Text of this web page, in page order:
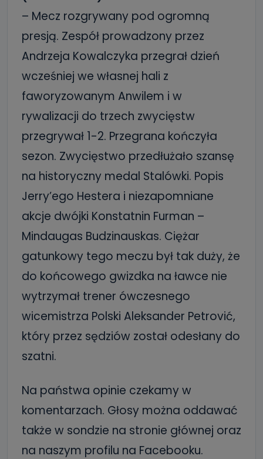
– Mecz rozgrywany pod ogromną
presją. Zespół prowadzony przez
Andrzeja Kowalczyka przegrał dzień
wcześniej we własnej hali z
faworyzowanym Anwilem i w
rywalizacji do trzech zwycięstw
przegrywał 1-2. Przegrana kończyła
sezon. Zwycięstwo przedłużało szansę
na historyczny medal Stalówki. Popis
Jerry’ego Hestera i niezapomniane
akcje dwójki Konstatnin Furman –
Mindaugas Budzinauskas. Ciężar
gatunkowy tego meczu był tak duży, że
do końcowego gwizdka na ławce nie
wytrzymał trener ówczesnego
wicemistrza Polski Aleksander Petrović,
który przez sędziów został odesłany do
szatni.
Na państwa opinie czekamy w
komentarzach. Głosy można oddawać
także w sondzie na stronie głównej oraz
na naszym profilu na Facebooku.